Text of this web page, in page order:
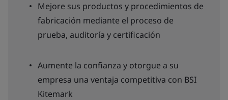
Mejore sus productos y procedimientos de
fabricación mediante el proceso de
prueba, auditoría y certificación
Aumente la confianza y otorgue a su
empresa una ventaja competitiva con BSI
Kitemark